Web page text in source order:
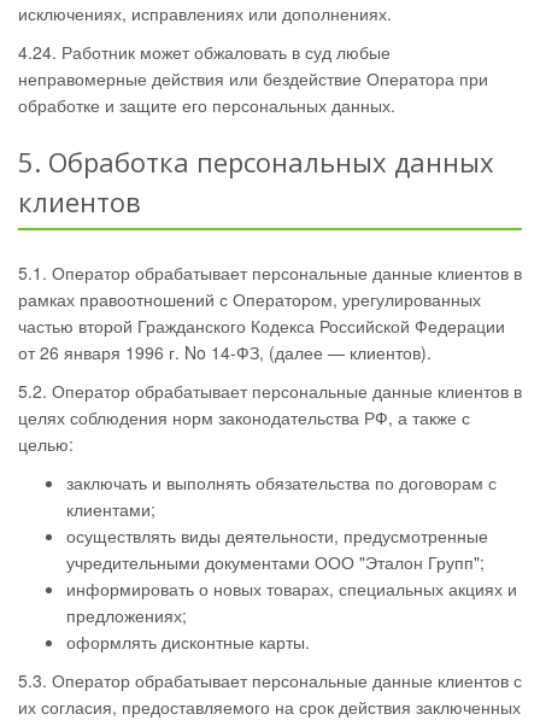
исключениях, исправлениях или дополнениях.
4.24. Работник может обжаловать в суд любые
неправомерные действия или бездействие Оператора при
обработке и защите его персональных данных.
5. Обработка персональных данных
клиентов
5.1. Оператор обрабатывает персональные данные клиентов в
рамках правоотношений с Оператором, урегулированных
частью второй Гражданского Кодекса Российской Федерации
от 26 января 1996 г. No 14-ФЗ, (далее — клиентов).
5.2. Оператор обрабатывает персональные данные клиентов в
целях соблюдения норм законодательства РФ, а также с
целью:
заключать и выполнять обязательства по договорам с
клиентами;
осуществлять виды деятельности, предусмотренные
учредительными документами ООО "Эталон Групп";
информировать о новых товарах, специальных акциях и
предложениях;
оформлять дисконтные карты.
5.3. Оператор обрабатывает персональные данные клиентов с
их согласия, предоставляемого на срок действия заключенных